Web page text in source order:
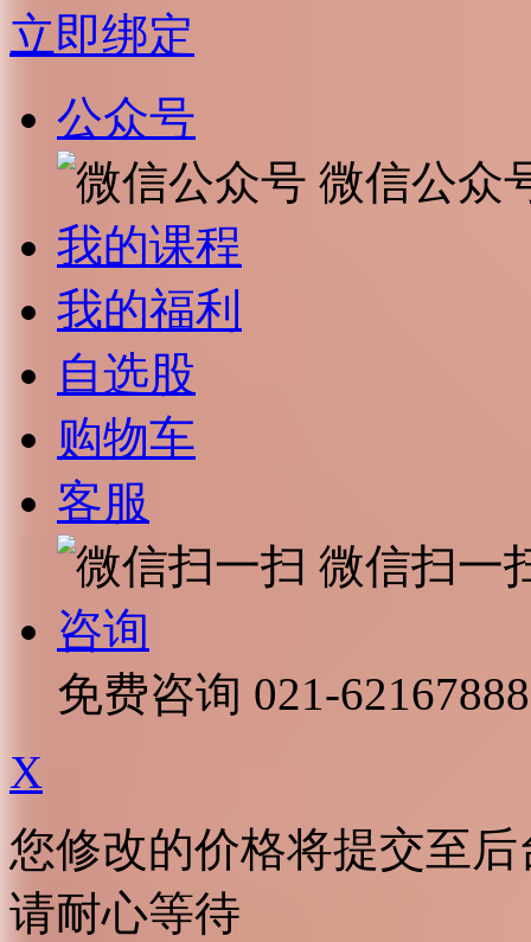
立即绑定
公众号
微信公众
我的课程
我的福利
自选股
购物车
客服
微信扫一
咨询
免费咨询 021-62167888
X
您修改的价格将提交至
请耐心等待